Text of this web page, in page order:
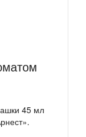
45 мл